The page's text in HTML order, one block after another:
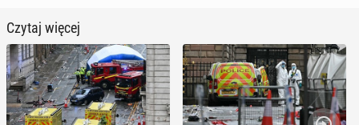
Czytaj więcej